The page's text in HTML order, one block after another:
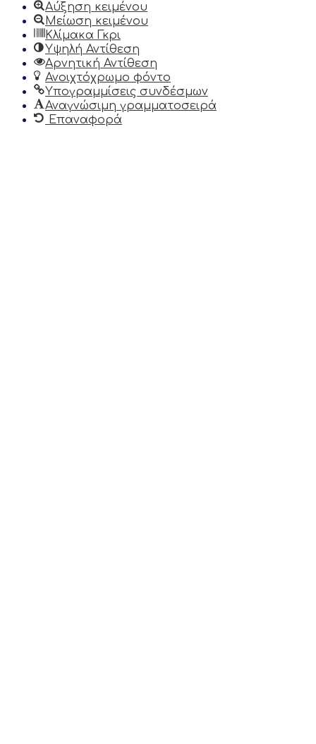
Αύξηση κειμένου
Μείωση κειμένου
Κλίμακα Γκρι
Υψηλή Αντίθεση
Αρνητική Αντίθεση
Ανοιχτόχρωμο φόντο
Υπογραμμίσεις συνδέσμων
Αναγνώσιμη γραμματοσειρά
Επαναφορά